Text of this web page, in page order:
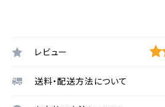
レビュー
送料・配送方法について